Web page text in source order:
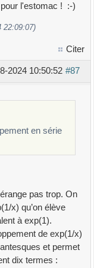
l'estomac ! :-)
22:09:07)
Citer
#87
2024 10:50:52
en série
pas trop. On
x) qu’on élève
à exp(1).
de exp(1/x)
et permet
dix termes :